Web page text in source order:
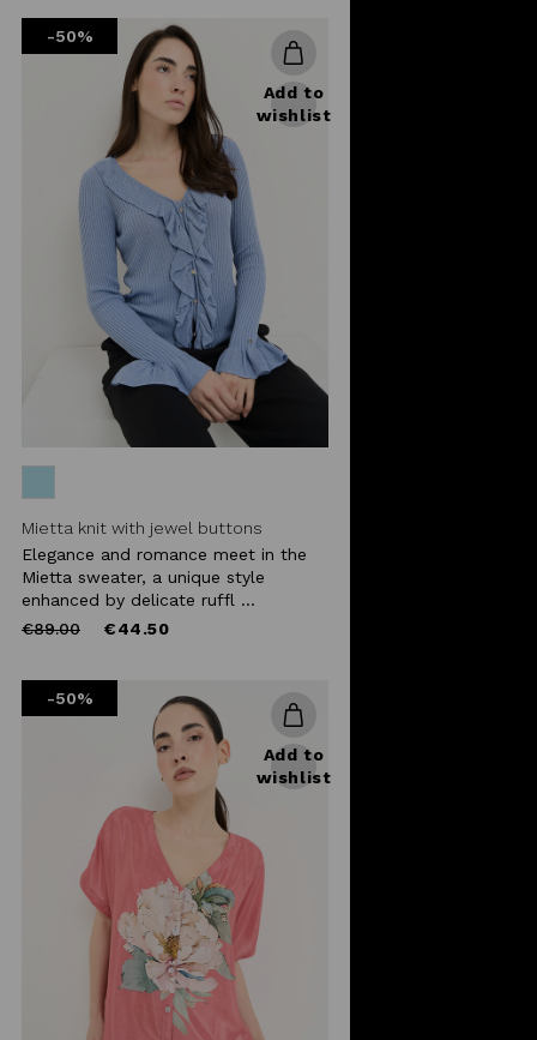
-50%
Add to
wishlist
Mietta knit with jewel buttons
Elegance and romance meet in the
Mietta sweater, a unique style
enhanced by delicate ruffl ...
Price
€89.00to €44.50
-50%
Add to
wishlist